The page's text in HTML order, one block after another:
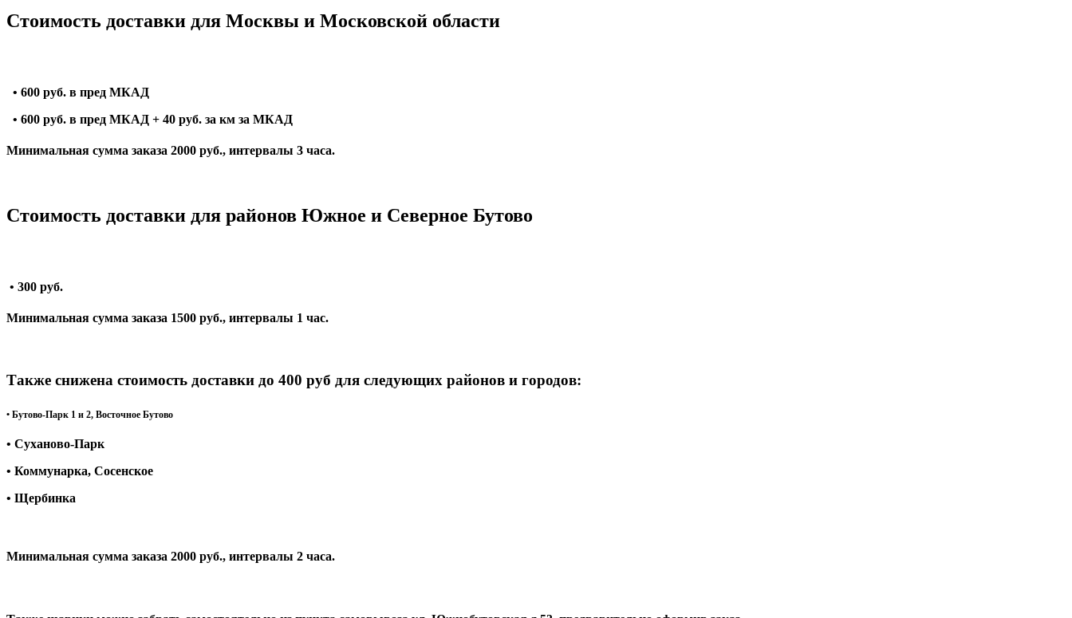
Стоимость доставки для Москвы и Московской области
• 600 руб. в пред МКАД
• 600 руб. в пред МКАД + 40 руб. за км за МКАД
Минимальная сумма заказа 2000 руб., интервалы 3 часа.
Стоимость доставки для районов Южное и Северное Бутово
• 300 руб.
Минимальная сумма заказа 1500 руб., интервалы 1 час.
Также снижена стоимость доставки до 400 руб для следующих районов и городов:
• Бутово-Парк 1 и 2, Восточное Бутово
• Суханово-Парк
• Коммунарка, Сосенское
• Щербинка
Минимальная сумма заказа 2000 руб., интервалы 2 часа.